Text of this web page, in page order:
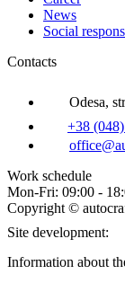
News
Social
Contacts
Odesa,
+38
Work schedule
Mon-Fri: 09:00 -
Copyright ©
Site development:
Information about